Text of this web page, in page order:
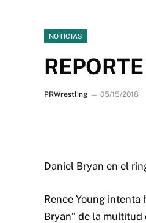
NOTICIAS
PRWrestling 05/15/2018
Daniel Bryan en el
Renee Young intenta
Bryan” de la multitud